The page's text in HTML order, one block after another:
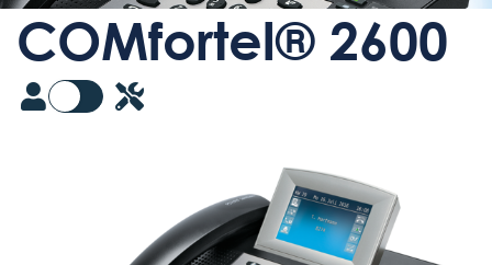
COMfortel® 2600